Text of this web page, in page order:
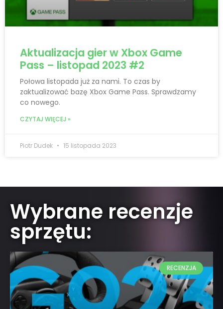
Aktualizacja gier w Xbox Game
Pass – listopad 2023 #2
Połowa listopada już za nami. To czas by
zaktualizować bazę Xbox Game Pass. Sprawdzamy
co nowego.
CZYTAJ WIĘCEJ »
Piotr Dudek 15 listopada 2023
Wybrane recenzje
sprzętu:
RECENZJA